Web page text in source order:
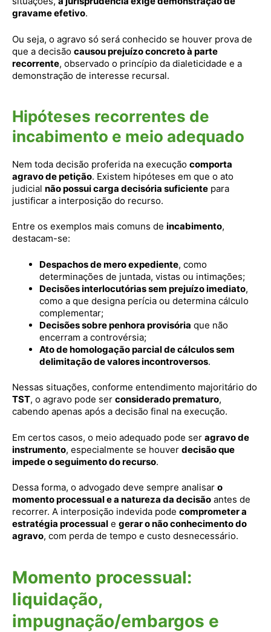
gravame efetivo.
Ou seja, o agravo só será conhecido se houver prova de
que a decisão causou prejuízo concreto à parte
recorrente, observado o princípio da dialeticidade e a
demonstração de interesse recursal.
Hipóteses recorrentes de
incabimento e meio adequado
Nem toda decisão proferida na execução comporta
agravo de petição. Existem hipóteses em que o ato
judicial não possui carga decisória suficiente para
justificar a interposição do recurso.
Entre os exemplos mais comuns de incabimento,
destacam-se:
Despachos de mero expediente, como
determinações de juntada, vistas ou intimações;
Decisões interlocutórias sem prejuízo imediato,
como a que designa perícia ou determina cálculo
complementar;
Decisões sobre penhora provisória que não
encerram a controvérsia;
Ato de homologação parcial de cálculos sem
delimitação de valores incontroversos.
Nessas situações, conforme entendimento majoritário do
TST, o agravo pode ser considerado prematuro,
cabendo apenas após a decisão final na execução.
Em certos casos, o meio adequado pode ser agravo de
instrumento, especialmente se houver decisão que
impede o seguimento do recurso.
Dessa forma, o advogado deve sempre analisar o
momento processual e a natureza da decisão antes de
recorrer. A interposição indevida pode comprometer a
estratégia processual e gerar o não conhecimento do
agravo, com perda de tempo e custo desnecessário.
Momento processual:
liquidação,
impugnação/embargos e